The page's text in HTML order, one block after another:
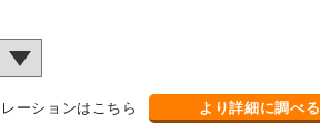
ーションはこちら より詳細に調べる